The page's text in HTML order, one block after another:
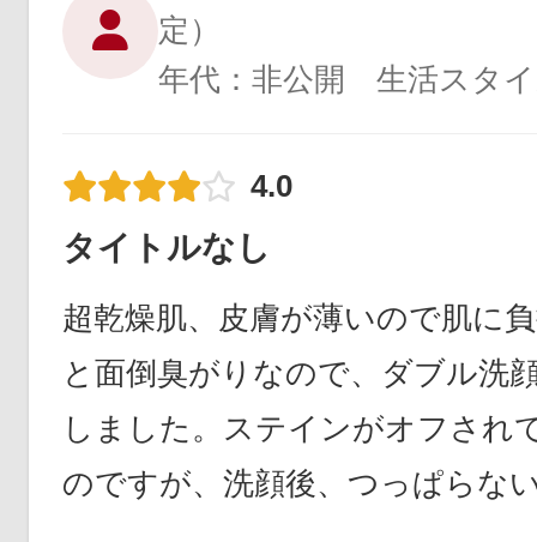
定）
年代：非公開 生活スタ
4.0
タイトルなし
超乾燥肌、皮膚が薄いので肌に
と面倒臭がりなので、ダブル洗
しました。ステインがオフされ
のですが、洗顔後、つっぱらな